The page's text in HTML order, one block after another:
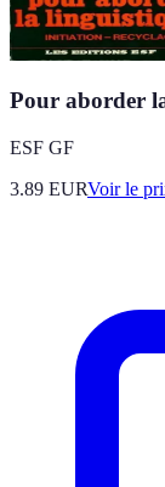
Pour aborder
ESF GF
3.89 EURVoir le